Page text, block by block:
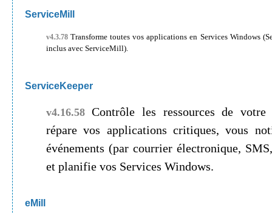
ServiceMill
v4.3.78
inclus avec ServiceMill).
ServiceKeeper
v4.16.58
répare vos applications critiques, vous notifie les
événements (par courrier électronique, SMS, bipeur,
et planifie vos Services Windows.
eMill